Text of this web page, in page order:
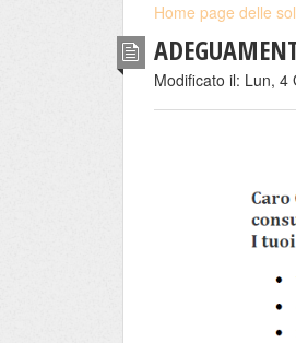
Home page delle
Modificato il: Lun, 4